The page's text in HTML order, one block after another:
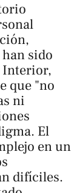
sido
Interior,
que "no
ni
El
en un
difíciles.